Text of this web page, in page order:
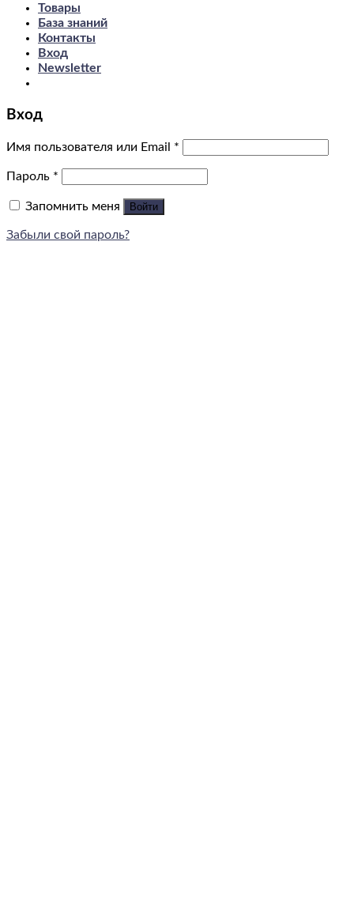
Товары
База знаний
Контакты
Вход
Newsletter
Вход
Имя пользователя или Email *
Пароль *
Запомнить меня Войти
Забыли свой пароль?